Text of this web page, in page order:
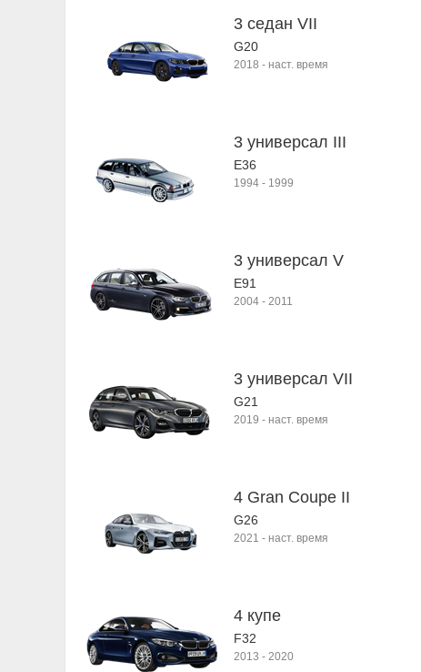
3 седан VII
G20
2018 - наст. время
3 универсал III
E36
1994 - 1999
3 универсал V
E91
2004 - 2011
3 универсал VII
G21
2019 - наст. время
4 Gran Coupe II
G26
2021 - наст. время
4 купе
F32
2013 - 2020